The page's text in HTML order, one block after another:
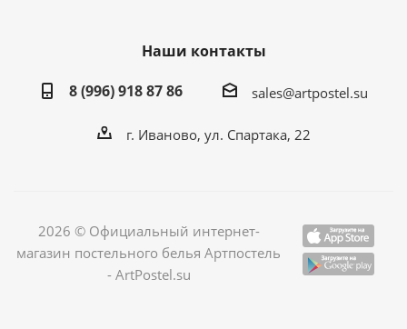
Наши контакты
8 (996) 918 87 86
sales@artpostel.su
г. Иваново, ул. Спартака, 22
2026 © Официальный интернет-
магазин постельного белья Артпостель
- ArtPostel.su